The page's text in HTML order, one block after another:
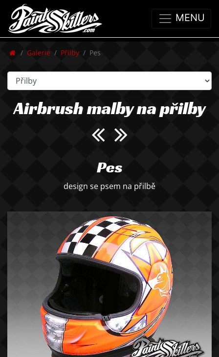
MENU
Galerie Přilby Pes
Airbrush malby na přilby
Pes
design se psem na přilbě